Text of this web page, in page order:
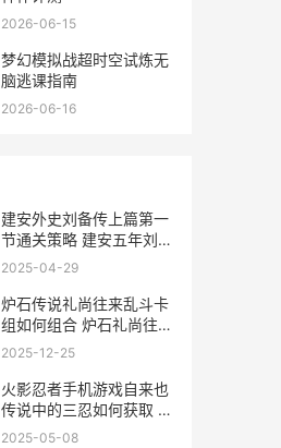
2026-06-15
梦幻模拟战超时空试炼无
脑逃课指南
2026-06-16
建安外史刘备传上篇第一
节通关策略 建安五年刘备
在哪
2025-04-29
炉石传说礼尚往来乱斗卡
组如何组合 炉石礼尚往来
乱斗卡组主推12月 炉石传
2025-12-25
火影忍者手机游戏自来也
传说中的三忍如何获取 火
影忍者手机游戏自来也传
2025-05-08